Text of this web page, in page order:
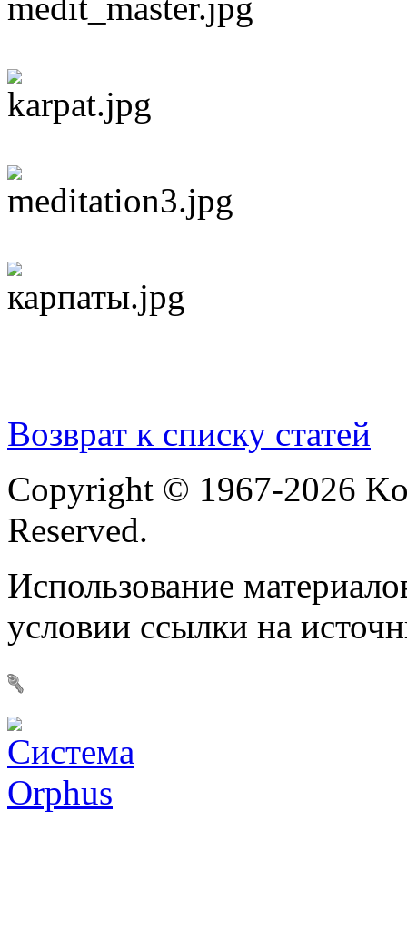
Возврат к списку статей
Copyright © 1967-2026
Reserved.
Использование
условии ссылки на